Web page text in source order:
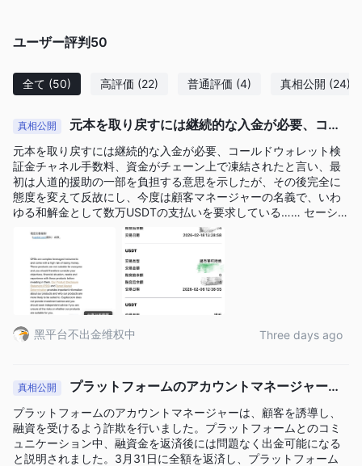
Capital.comはさまざまな取引プラットフォームを提供し、さま
ざまなトレーダーのニーズに対応しています。プラットフォーム
にはモバイルアプリ、デスクトップ、TradingView、お
よびMT4が含まれています。
取引ツール
を支援するためのさまざまな取引ツールを提供しています。取引
計算機は、トレーダーが取引を行う前に潜在的な利益と損失を計
算することができるツールの1つです。その他のツールには、経
済カレンダー、市場ニュース、さまざまなガイドやチュートリア
ルを提供する教育セクションなどがあります。
ユーザー評判 50
全て (50) 高評価 (22) 普通評価 (4) 真相公開 (24)
真相公開
元本を取り戻すには継続的な入金が必要、コー
ルドウォール
元本を取り戻すには継続的な入金が必要、コールドウォレット検
証金チャネル手数料、資金がチェーン上で凍結されたと言い、最
初は人道的援助の一部を負担する意思を示したが、その後完全に
態度を変えて反故にし、今度は顧客マネージャーの名義で、いわ
ゆる和解金として数万USDTの支払いを要求している…… セーシェ
ルの有効な規制ライセンスを持たずに、中国本土の顧客口座の規
制運用を行っているが、これはコンプライアンス上問題ないの
か？皆さん、情報をよく見極めて注意してください。
黑平台不出金维权中 Three days ago
真相公開
プラットフォームのアカウントマネージャー
は、顧客を誘導し、融資を受けるよう詐欺を行いました。
プラットフォームとのコミュニケーション中、融資金を返
済後には問題なく出金可能になると説明されました。3月
31日に全額を返済し、プラットフォーム指定の融資口座
プラットフォームのアカウントマネージャーは、顧客を誘導し、
融資を受けるよう詐欺を行いました。プラットフォームとのコミ
ュニケーション中、融資金を返済後には問題なく出金可能になる
と説明されました。3月31日に全額を返済し、プラットフォーム